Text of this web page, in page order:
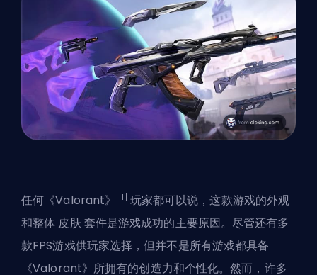
任何《Valorant》 [1]
玩家都可以说，这款游戏的外观
和整体 皮肤套件是游戏成功的主要原因。尽管还有多
款FPS游戏供玩家选择，但并不是所有游戏都具备
《Valorant》所拥有的创造力和个性化。然而，许多